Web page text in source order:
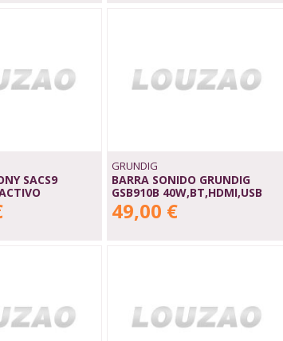
SACS9
GRUNDIG
BARRA SONIDO GRUNDIG
GSB910B 40W,BT,HDMI,USB
49,00 €